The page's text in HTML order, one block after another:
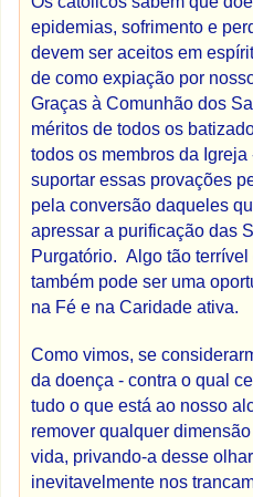
epidemias, sofrimento e
devem ser aceitos em
de como expiação por
Graças à Comunhão dos
méritos de todos os
todos os membros da
suportar essas provações
pela conversão daqueles
apressar a purificação das
Purgatório. Algo tão
também pode ser uma
na Fé e na Caridade ativa.
Como vimos, se
da doença - contra o qual
tudo o que está ao nosso
remover qualquer
vida, privando-a desse
inevitavelmente nos